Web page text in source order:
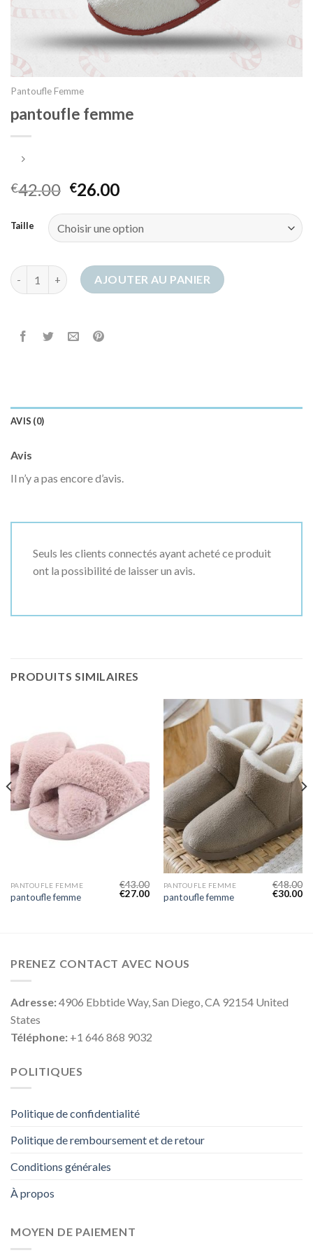
Pantoufle Femme
pantoufle femme
€42.00 €26.00
Taille
quantité de pantoufle femmeAJOUTER AU PANIER
AVIS (0)
Avis
Il n’y a pas encore d’avis.
Seuls les clients connectés ayant acheté ce produit
ont la possibilité de laisser un avis.
PRODUITS SIMILAIRES
PANTOUFLE FEMME
pantoufle femme
€43.00
€27.00
PANTOUFLE FEMME
pantoufle femme
€48.00
€30.00
PRENEZ CONTACT AVEC NOUS
Adresse:4906 Ebbtide Way, San Diego, CA 92154 United
States
Téléphone: +1 646 868 9032
POLITIQUES
Politique de confidentialité
Politique de remboursement et de retour
Conditions générales
À propos
MOYEN DE PAIEMENT